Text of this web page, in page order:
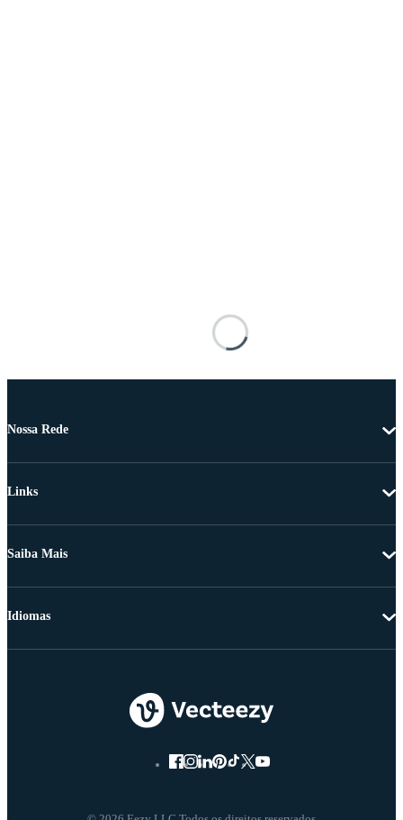
Nossa Rede
Links
Saiba Mais
Idiomas